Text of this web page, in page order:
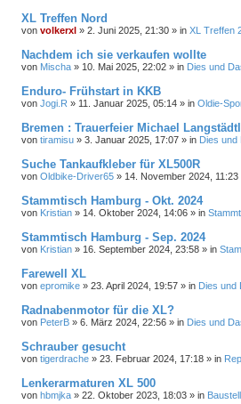
XL Treffen Nord
von volkerxl » 2. Juni 2025, 21:30 » in XL Treffen
Nachdem ich sie verkaufen wollte
von Mischa » 10. Mai 2025, 22:02 » in Dies und
Enduro- Frühstart in KKB
von Jogi.R » 11. Januar 2025, 05:14 » in Oldie-
Bremen : Trauerfeier Michael
von tiramisu » 3. Januar 2025, 17:07 » in Dies und
Suche Tankaufkleber für XL500R
von Oldbike-Driver65 » 14. November 2024, 11:23
Stammtisch Hamburg - Okt. 2024
von Kristian » 14. Oktober 2024, 14:06 » in
Stammtisch Hamburg - Sep. 2024
von Kristian » 16. September 2024, 23:58 » in
Farewell XL
von epromike » 23. April 2024, 19:57 » in Dies und
Radnabenmotor für die XL?
von PeterB » 6. März 2024, 22:56 » in Dies und
Schrauber gesucht
von tigerdrache » 23. Februar 2024, 17:18 » in
Lenkerarmaturen XL 500
von hbmjka » 22. Oktober 2023, 18:03 » in